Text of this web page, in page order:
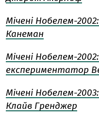
Мічені Нобелем-
Канеман
Мічені Нобелем-
експериментатор
Мічені Нобелем-
Клайв Гренджер